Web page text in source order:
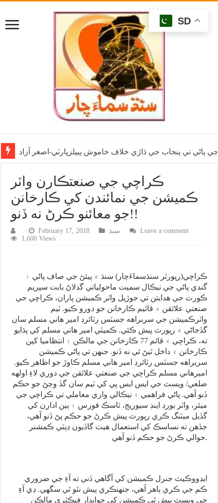
پاڻي تي پنجاب جي ڌاڙي خلاف خاموش پيپلزپارٽي-اصغر آزاد
ڪراچي جي صنعتڪارن واٽر
ڪميشن جي نمائندن کي ڪارخانن
جو معائنو ڪرڻ نه ڏنو!!
February 17, 2018 سنڌ
Leave a comment
1,600 Views
ڪراچي(رپورٽر سنڌسماءَچار) سنڌ ۾ پيئڻ جي صاف پاڻي ۽
گندي پاڻي جي نيڪال سميت ماحولياتي گدلاڻ بابت سپريم
ڪورٽ جي هدايتن تي جوڙيل واٽر ڪميشن پاران، ڪراچي جي
صنعتي علائقن ۾ قائيم ڪارخانن جو دورو ڪيو. ٽيم
واٽرڪميشن جي سربراهه جسٽس رٽائرڊ امير هاني مسلم سان
گڏجاڻي ۾ رپورٽ پيش ڪئي. ڪميٽي امير هاني مسلم کي ٻڌايو
ته، ڪراچي ۾ قائم 77 ڪارخانن جي مالڪن ۽ انتظاميا کين
ڪارخانن ۾ داخل ٿيڻ ئي نه ڏنو. جنهن تي پاڻي ڪميشن
سربراهه جسٽس رٽائرڊ امير هاني مسلم ڪاوڙ جو اظاهر ڪيو.
اميرهاني مسلم ڪراچي جي صنعتي علائقن جي دوري لاءِ اولهه
ضلعي/ ويسٽ جي ايس ايس پي کي ٽيم سان گڏ وڃڻ جو حڪم
ڏنو آهي. پاڻي فراهمي ۽ نيڪالي واري معاملي تي ڪراچي جي
ميئر، واٽر بورڊ اينڊ سيوريج، ٽاسڪ فورس ۽ ٻين ادارن کي
گڏيل ميٽنگ ڪري رپورٽ پيش ڪرڻ جو حڪم پڻ ڏنو آهي،
جڏهن ته نساسڪ کي استعمال هيٺ گاڏيون ڊپٽي ڪمشنر
حوالي ڪرڻ جو حڪم ڏنو آهي.
ايڊووڪيٽ جنرل ڪميشن کي آگاهي ڏني ته آءِ جي ضروري
ڪم جي ڪري ٻاهر آهي، جنهنڪري پيش نٿو ٿي سگهي. ڊي آءِ
جي ويسٽ پيش ٿي ڪميشن کي جوابدار فيڪٽري مالڪن
SD